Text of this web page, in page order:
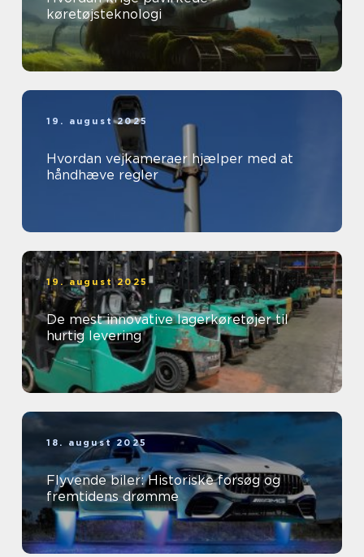
køretøjsteknologi
19. august 2025
Hvordan vejkameraer hjælper med at
håndhæve regler
19. august 2025
De mest innovative lagerkøretøjer til
hurtig levering
18. august 2025
Flyvende biler: Historiske forsøg og
fremtidens drømme